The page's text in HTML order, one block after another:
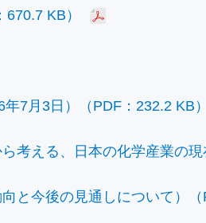
KB）
7月3日）（PDF：232.2 KB）
考える、日本の化学産業の現
と今後の見通しについて）（